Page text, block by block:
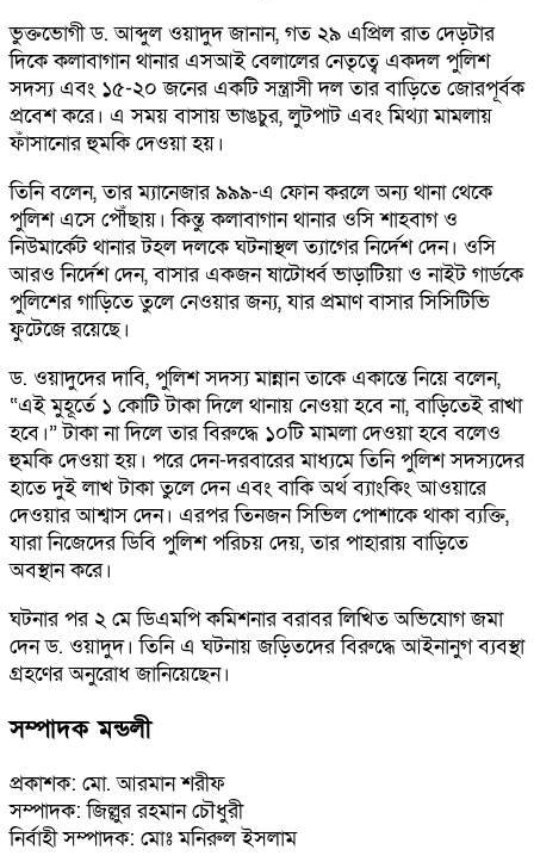
ভুক্তভোগী ড. আব্দুল ওয়াদুদ জানান, গত ২৯ এপ্রিল রাত দেড়টার
দিকে কলাবাগান থানার এসআই বেলালের নেতৃত্বে একদল পুলিশ
সদস্য এবং ১৫-২০ জনের একটি সন্ত্রাসী দল তার বাড়িতে জোরপূর্বক
প্রবেশ করে। এ সময় বাসায় ভাঙচুর, লুটপাট এবং মিথ্যা মামলায়
ফাঁসানোর হুমকি দেওয়া হয়।
তিনি বলেন, তার ম্যানেজার ৯৯৯-এ ফোন করলে অন্য থানা থেকে
পুলিশ এসে পৌঁছায়। কিন্তু কলাবাগান থানার ওসি শাহবাগ ও
নিউমার্কেট থানার টহল দলকে ঘটনাস্থল ত্যাগের নির্দেশ দেন। ওসি
আরও নির্দেশ দেন, বাসার একজন ষাটোর্ধ্ব ভাড়াটিয়া ও নাইট গার্ডকে
পুলিশের গাড়িতে তুলে নেওয়ার জন্য, যার প্রমাণ বাসার সিসিটিভি
ফুটেজে রয়েছে।
ড. ওয়াদুদের দাবি, পুলিশ সদস্য মান্নান তাকে একান্তে নিয়ে বলেন,
“এই মুহূর্তে ১ কোটি টাকা দিলে থানায় নেওয়া হবে না, বাড়িতেই রাখা
হবে।” টাকা না দিলে তার বিরুদ্ধে ১০টি মামলা দেওয়া হবে বলেও
হুমকি দেওয়া হয়। পরে দেন-দরবারের মাধ্যমে তিনি পুলিশ সদস্যদের
হাতে দুই লাখ টাকা তুলে দেন এবং বাকি অর্থ ব্যাংকিং আওয়ারে
দেওয়ার আশ্বাস দেন। এরপর তিনজন সিভিল পোশাকে থাকা ব্যক্তি,
যারা নিজেদের ডিবি পুলিশ পরিচয় দেয়, তার পাহারায় বাড়িতে
অবস্থান করে।
ঘটনার পর ২ মে ডিএমপি কমিশনার বরাবর লিখিত অভিযোগ জমা
দেন ড. ওয়াদুদ। তিনি এ ঘটনায় জড়িতদের বিরুদ্ধে আইনানুগ ব্যবস্থা
গ্রহণের অনুরোধ জানিয়েছেন।
সম্পাদক মন্ডলী
প্রকাশক: মো. আরমান শরীফ
সম্পাদক: জিল্লুর রহমান চৌধুরী
নির্বাহী সম্পাদক: মোঃ মনিরুল ইসলাম